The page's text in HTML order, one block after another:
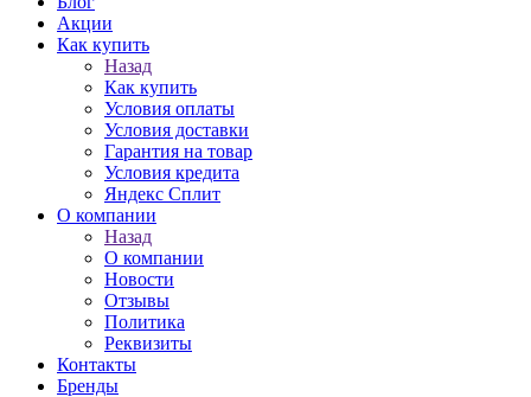
Акции
Как купить
Назад
Как купить
Условия оплаты
Условия доставки
Гарантия на товар
Условия кредита
Яндекс Сплит
О компании
Назад
О компании
Новости
Отзывы
Политика
Реквизиты
Контакты
Бренды